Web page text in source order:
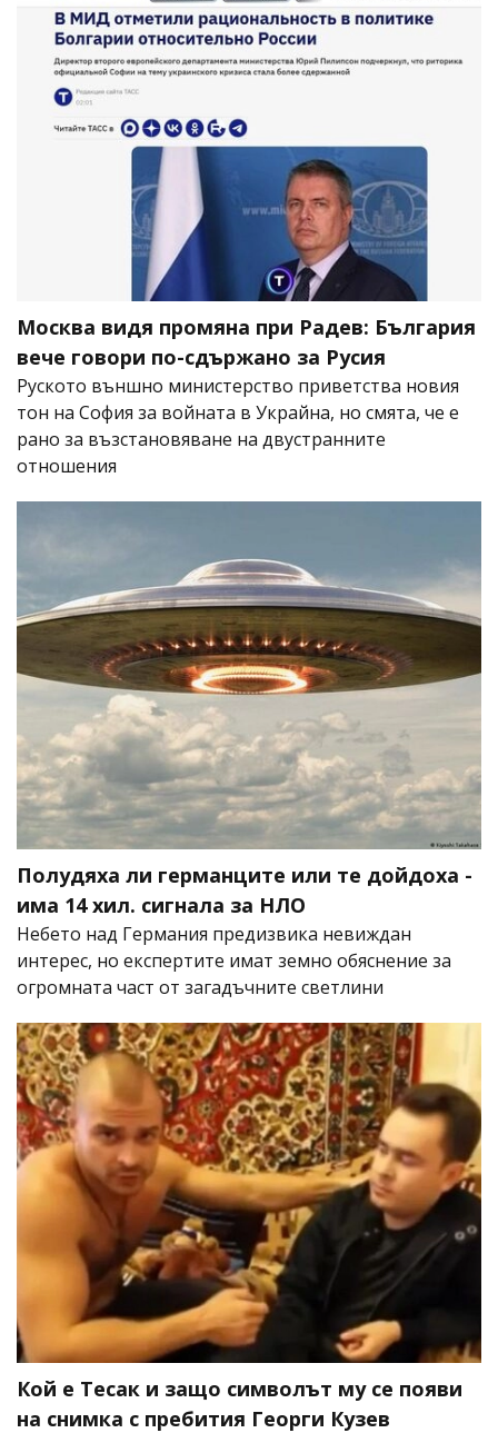
Москва видя промяна при Радев: България
вече говори по-сдържано за Русия
Руското външно министерство приветства новия
тон на София за войната в Украйна, но смята, че е
рано за възстановяване на двустранните
отношения
Полудяха ли германците или те дойдоха -
има 14 хил. сигнала за НЛО
Небето над Германия предизвика невиждан
интерес, но експертите имат земно обяснение за
огромната част от загадъчните светлини
Кой е Тесак и защо символът му се появи
на снимка с пребития Георги Кузев